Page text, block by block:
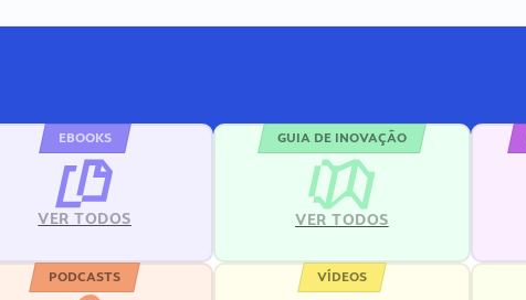
EBOOKS
VER TODOS
GUIA DE INOVAÇÃO
VER TODOS
PODCASTS VÍDEOS